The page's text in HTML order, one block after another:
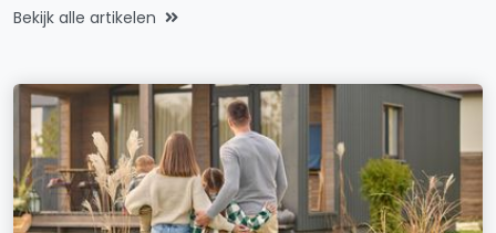
Bekijk alle artikelen